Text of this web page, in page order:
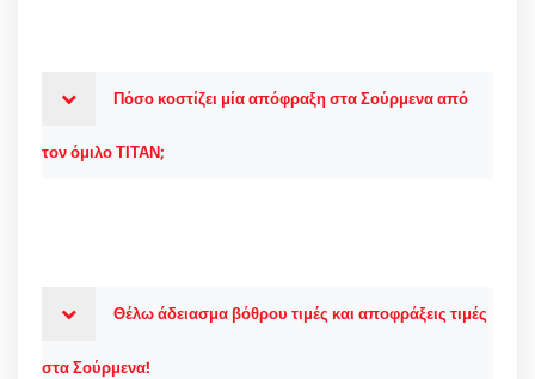
Πόσο κοστίζει μία απόφραξη στα Σούρμενα από
τον όμιλο ΤΙΤΑΝ;
Θέλω άδειασμα βόθρου τιμές και αποφράξεις τιμές
στα Σούρμενα!